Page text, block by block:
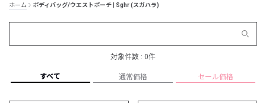
ホーム ボディバッグ/ウエストポーチ | Sghr (スガハラ)
対象件数 : 0件
すべて 通常価格 セール価格